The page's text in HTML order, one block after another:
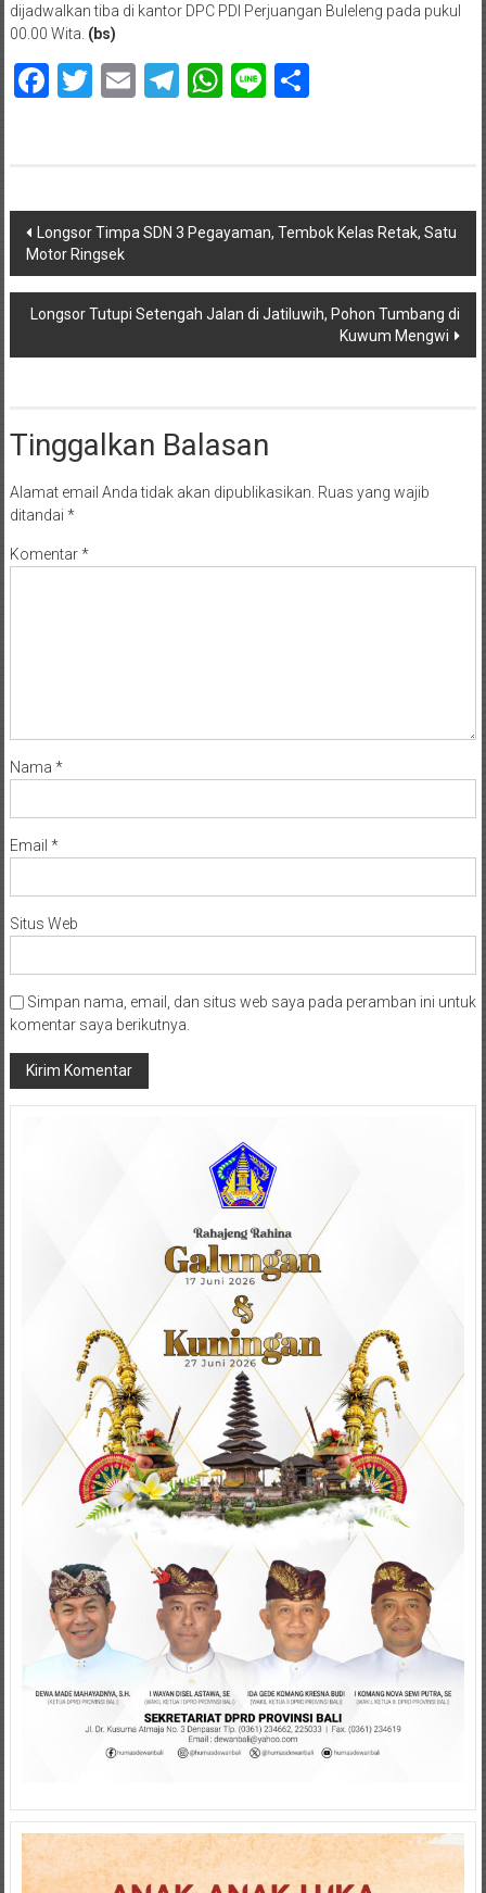
dijadwalkan tiba di kantor DPC PDI Perjuangan Buleleng pada pukul
00.00 Wita. (bs)
Facebook
Twitter
EmailTelegram
WhatsApp
LineShare
Navigasi
pos
Longsor Timpa SDN 3 Pegayaman, Tembok Kelas Retak, Satu
Motor Ringsek
Longsor Tutupi Setengah Jalan di Jatiluwih, Pohon Tumbang di
Kuwum Mengwi
Tinggalkan Balasan
Alamat email Anda tidak akan dipublikasikan. Ruas yang wajib
ditandai *
Komentar*
Nama *
Email *
Situs Web
Simpan nama, email, dan situs web saya pada peramban ini untuk
komentar saya berikutnya.